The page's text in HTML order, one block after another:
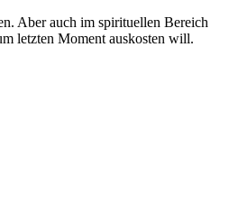
Aber auch im spirituellen Bereich
letzten Moment auskosten will.